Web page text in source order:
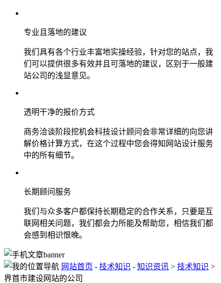
专业且落地的建议
我们具有各个行业丰富地实操经验，针对您的站点，我
们可以提供很多有效并且可落地的建议，区别于一般建
站公司的浅显意见。
透明干净的报价方式
商务洽谈阶段挖机会科技设计顾问会非常详细的向您讲
解价格计算方式，在这个过程中您会得知网站设计服务
中的所有细节。
长期顾问服务
我们与众多客户都保持长期稳定的合作关系，只要是互
联网相关问题，我们都会力所能及帮助您，相信我们都
会感到相识恨晚。
网站首页 - 技术知识 - 知识资讯 > 技术知识 >
界首市建设网站的公司